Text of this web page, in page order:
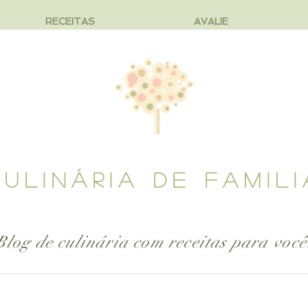
RECEITAS AVALIE
DE
de culinária com receitas para